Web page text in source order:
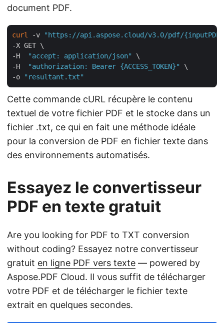
document PDF.
curl -v
"https://api.aspose.cloud/v3.0/pdf/{inputPDF}/
-X GET \
-H
"accept: application/json"
\
-H
"authorization: Bearer {ACCESS_TOKEN}"
\
-o
"resultant.txt"
Cette commande cURL récupère le contenu
textuel de votre fichier PDF et le stocke dans un
fichier .txt, ce qui en fait une méthode idéale
pour la conversion de PDF en fichier texte dans
des environnements automatisés.
Essayez le convertisseur
PDF en texte gratuit
Are you looking for PDF to TXT conversion
without coding? Essayez notre convertisseur
gratuit en ligne PDF vers texte — powered by
Aspose.PDF Cloud. Il vous suffit de télécharger
votre PDF et de télécharger le fichier texte
extrait en quelques secondes.